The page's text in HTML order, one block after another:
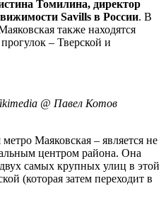
Томилина, директор
Savills в России. В
также находятся
– Тверской и
@ Павел Котов
Маяковская – является не
центром района. Она
самых крупных улиц в этой
(которая затем переходит в